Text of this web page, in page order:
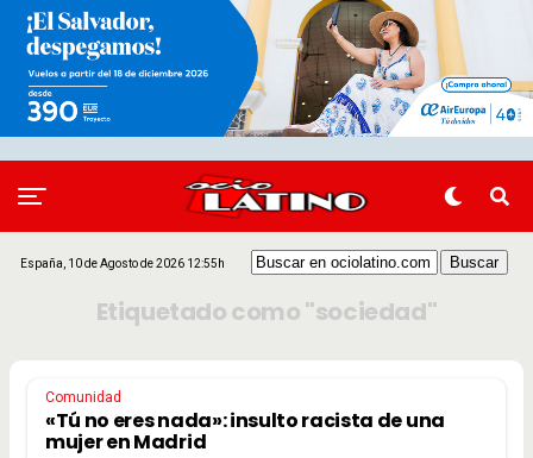
España, 10 de Agosto de 2026 12:55h
Etiquetado como "sociedad"
Comunidad
«Tú no eres nada»: insulto racista de una
mujer en Madrid